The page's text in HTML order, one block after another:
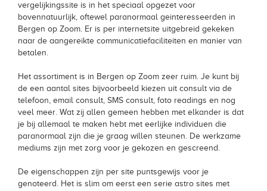
vergelijkingssite is in het speciaal opgezet voor
bovennatuurlijk, oftewel paranormaal geinteresseerden in
Bergen op Zoom. Er is per internetsite uitgebreid gekeken
naar de aangereikte communicatiefaciliteiten en manier van
betalen.
Het assortiment is in Bergen op Zoom zeer ruim. Je kunt bij
de een aantal sites bijvoorbeeld kiezen uit consult via de
telefoon, email consult, SMS consult, foto readings en nog
veel meer. Wat zij allen gemeen hebben met elkander is dat
je bij allemaal te maken hebt met eerlijke individuen die
paranormaal zijn die je graag willen steunen. De werkzame
mediums zijn met zorg voor je gekozen en gescreend.
De eigenschappen zijn per site puntsgewijs voor je
genoteerd. Het is slim om eerst een serie astro sites met